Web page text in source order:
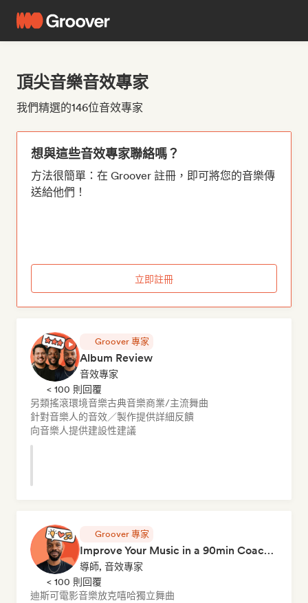
頂尖音樂音效專家
我們精選的146位音效專家
想與這些音效專家聯絡嗎？
方法很簡單：在 Groover 註冊，即可將您的音樂傳
送給他們！
立即註冊
Groover 專家
Album Review
音效專家
< 100 則回覆
另類搖滾環境音樂古典音樂商業/主流舞曲
針對音樂人的音效／製作提供詳細反饋
向音樂人提供建設性建議
Groover 專家
Improve Your Music in a 90min Coaching Session
導師, 音效專家
< 100 則回覆
迪斯可電影音樂放克嘻哈獨立舞曲